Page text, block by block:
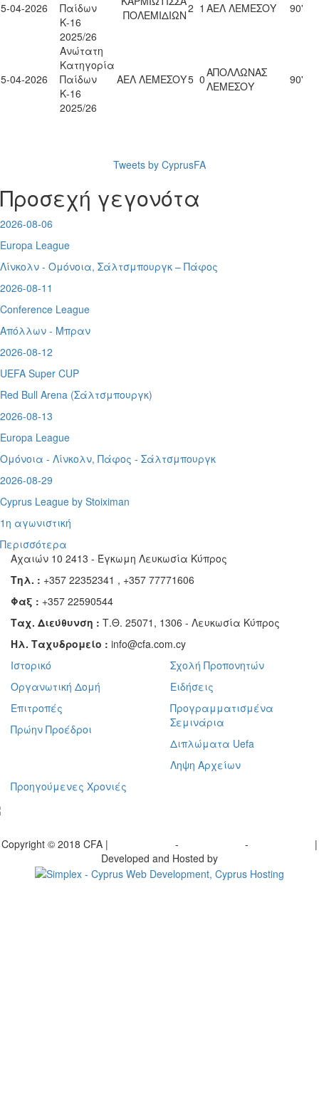
04-2026
Παίδων
Κ-16
2025/26
ΠΟΛΕΜΙΔΙΩΝ2 1 ΑΕΛ ΛΕΜΕΣΟΥ 90'
04-2026
Ανώτατη
Κατηγορία
Παίδων
Κ-16
2025/26
ΑΕΛ ΛΕΜΕΣΟΥ5 0ΑΠΟΛΛΩΝΑΣ
ΛΕΜΕΣΟΥ
90'
Tweets by CyprusFA
Προσεχή γεγονότα
2026-08-06
Europa League
Λίνκολν - Ομόνοια, Σάλτσμπουργκ – Πάφος
2026-08-11
Conference League
Απόλλων - Μπραν
2026-08-12
UEFA Super CUP
Red Bull Arena (Σάλτσμπουργκ)
2026-08-13
Europa League
Ομόνοια - Λίνκολν, Πάφος - Σάλτσμπουργκ
2026-08-29
Cyprus League by Stoiximan
1η αγωνιστική
Περισσότερα
Αχαιών 10 2413 - Έγκωμη Λευκωσία Κύπρος
Τηλ. : +357 22352341 , +357 77771606
Φαξ : +357 22590544
Ταχ. Διεύθυνση : Τ.Θ. 25071, 1306 - Λευκωσία Κύπρος
Ηλ. Ταχυδρομείο : info@cfa.com.cy
Ιστορικό
Οργανωτική Δομή
Επιτροπές
Πρώην Προέδροι
Σχολή Προπονητών
Ειδήσεις
Προγραμματισμένα
Σεμινάρια
Διπλώματα Uefa
Ληψη Αρχείων
Προηγούμενες Χρονιές
Copyright © 2018 CFA | - -
|
Developed and Hosted by